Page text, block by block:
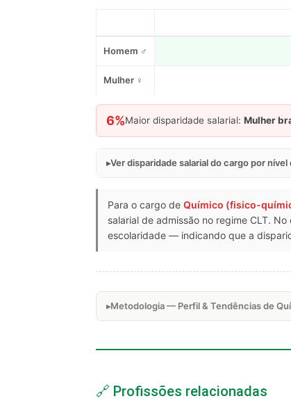
Homem ♂
Mulher ♀
6%Maior disparidade salarial: Mulher
Ver disparidade salarial do cargo por
Para o cargo de Químico (fisico-
salarial de admissão no regime CLT.
escolaridade — indicando que a
Metodologia — Perfil & Tendências de
🔗 Profissões relacionadas